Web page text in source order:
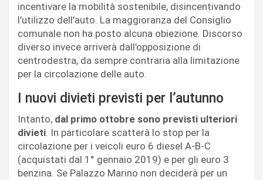
incentivare la mobilità sostenibile, disincentivando
l’utilizzo dell’auto. La maggioranza del Consiglio
comunale non ha posto alcuna obiezione. Discorso
diverso invece arriverà dall’opposizione di
centrodestra, da sempre contraria alla limitazione
per la circolazione delle auto.
I nuovi divieti previsti per l’autunno
Intanto, dal primo ottobre sono previsti ulteriori
divieti. In particolare scatterà lo stop per la
circolazione per i veicoli euro 6 diesel A-B-C
(acquistati dal 1° gennaio 2019) e per gli euro 3
benzina. Se Palazzo Marino non deciderà per un